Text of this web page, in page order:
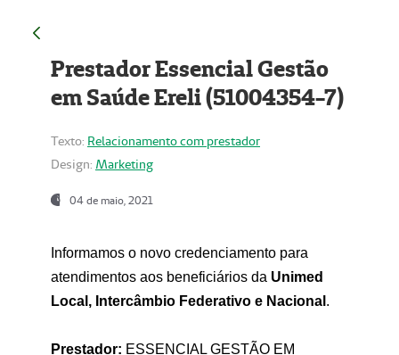
Prestador Essencial Gestão
em Saúde Ereli (51004354-7)
Texto: Relacionamento com prestador
Design: Marketing
04 de maio, 2021
Informamos o novo credenciamento para
atendimentos aos beneficiários da Unimed
Local, Intercâmbio Federativo e Nacional .
Prestador: ESSENCIAL GESTÃO EM